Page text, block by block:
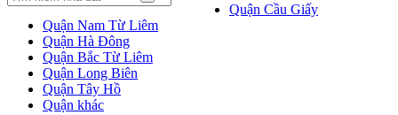
Quận Cầu Giấy
Quận Nam Từ Liêm
Quận Hà Đông
Quận Bắc Từ Liêm
Quận Long Biên
Quận Tây Hồ
Quận khác